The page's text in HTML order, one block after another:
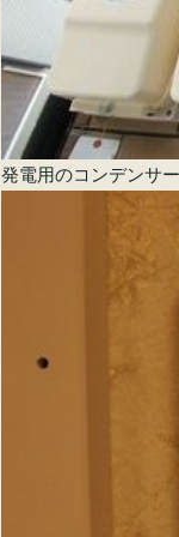
発電用のコンデンサー